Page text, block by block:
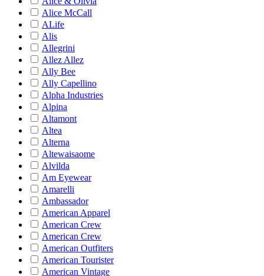
Alice McCall
ALife
Alis
Allegrini
Allez Allez
Ally Bee
Ally Capellino
Alpha Industries
Alpina
Altamont
Altea
Alterna
Altewaisaome
Alvilda
Am Eyewear
Amarelli
Ambassador
American Apparel
American Crew
American Crew
American Outfiters
American Tourister
American Vintage